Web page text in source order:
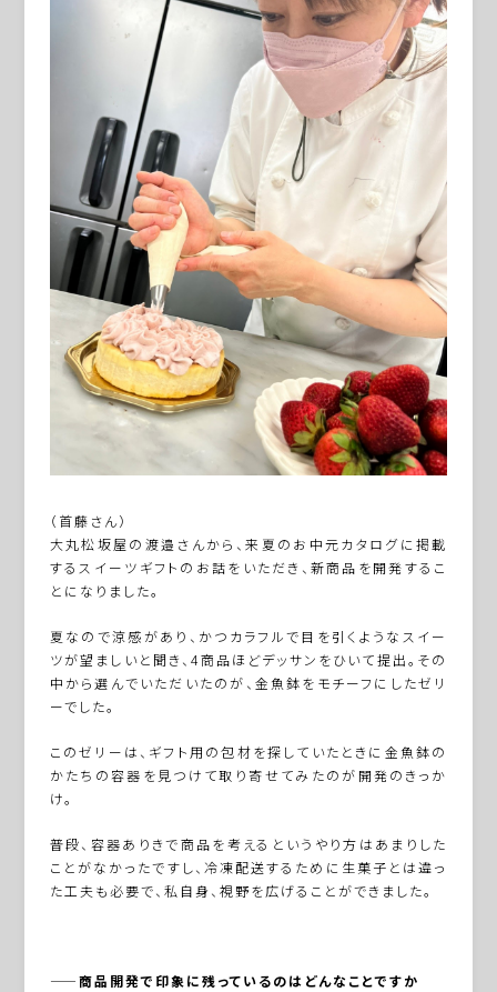
（首藤さん）
大丸松坂屋の渡邉さんから、来夏のお中元カタログに掲載
するスイーツギフトのお話をいただき、新商品を開発するこ
とになりました。
夏なので涼感があり、かつカラフルで目を引くようなスイー
ツが望ましいと聞き、4商品ほどデッサンをひいて提出。その
中から選んでいただいたのが、金魚鉢をモチーフにしたゼリ
ーでした。
このゼリーは、ギフト用の包材を探していたときに金魚鉢の
かたちの容器を見つけて取り寄せてみたのが開発のきっか
け。
普段、容器ありきで商品を考えるというやり方はあまりした
ことがなかったですし、冷凍配送するために生菓子とは違っ
た工夫も必要で、私自身、視野を広げることができました。
――商品開発で印象に残っているのはどんなことですか